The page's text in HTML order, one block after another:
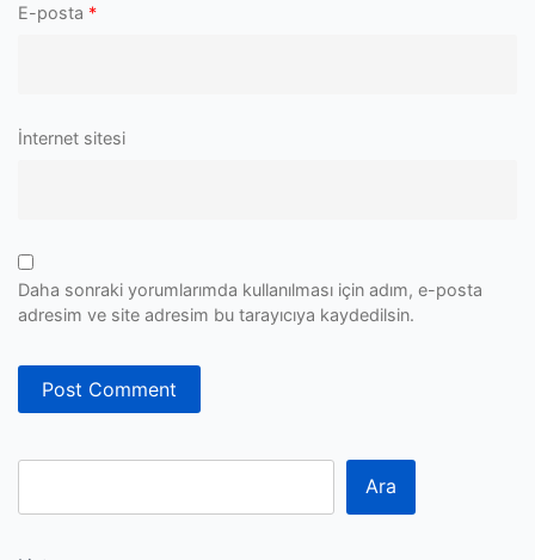
E-posta *
İnternet sitesi
Daha sonraki yorumlarımda kullanılması için adım, e-posta
adresim ve site adresim bu tarayıcıya kaydedilsin.
Ara